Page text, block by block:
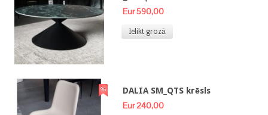
Eur 590,00
Ielikt grozā
DALIA SM_QTS krēsls
Eur 240,00